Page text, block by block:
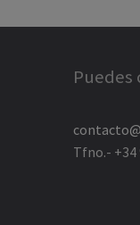
Tfno.- +34